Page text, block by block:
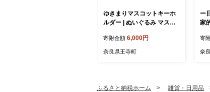
ゆきまりマスコットキーホ
ルダー | ぬいぐるみ マスコ
ダー 雑貨 王寺町 奈良県
寄附金額 6,000円
奈良県王寺町
ー
家
名
寄
奈
ふるさと納税ホーム 雑貨・日用品